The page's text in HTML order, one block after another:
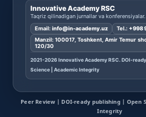
Innovative Academy RSC
Taqriz qilinadigan jurnallar va konferensiyalar.
Email: info@in-academy.uz Tel.: +998
Manzil: 100017, Toshkent, Amir Temur
120/30
2021-2026 Innovative Academy RSC. DOI-
Science | Academic Integrity